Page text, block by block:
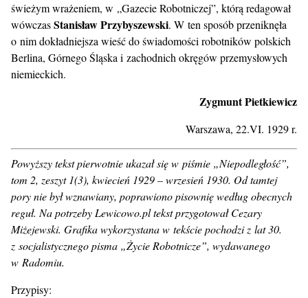
świeżym wrażeniem, w „Gazecie Robotniczej”, którą redagował
wówczasStanisław Przybyszewski. W ten sposób przeniknęła
o nim dokładniejsza wieść do świadomości robotników polskich
Berlina, Górnego Śląska i zachodnich okręgów przemysłowych
niemieckich.
Zygmunt Pietkiewicz
Warszawa, 22.VI. 1929 r.
Powyższy tekst pierwotnie ukazał się w piśmie „Niepodległość”,
tom 2, zeszyt 1(3), kwiecień 1929 – wrzesień 1930. Od tamtej
pory nie był wznawiany, poprawiono pisownię według obecnych
reguł. Na potrzeby Lewicowo.pl tekst przygotował Cezary
Miżejewski. Grafika wykorzystana w tekście pochodzi z lat 30.
z socjalistycznego pisma „Życie Robotnicze”, wydawanego
w Radomiu.
Przypisy: